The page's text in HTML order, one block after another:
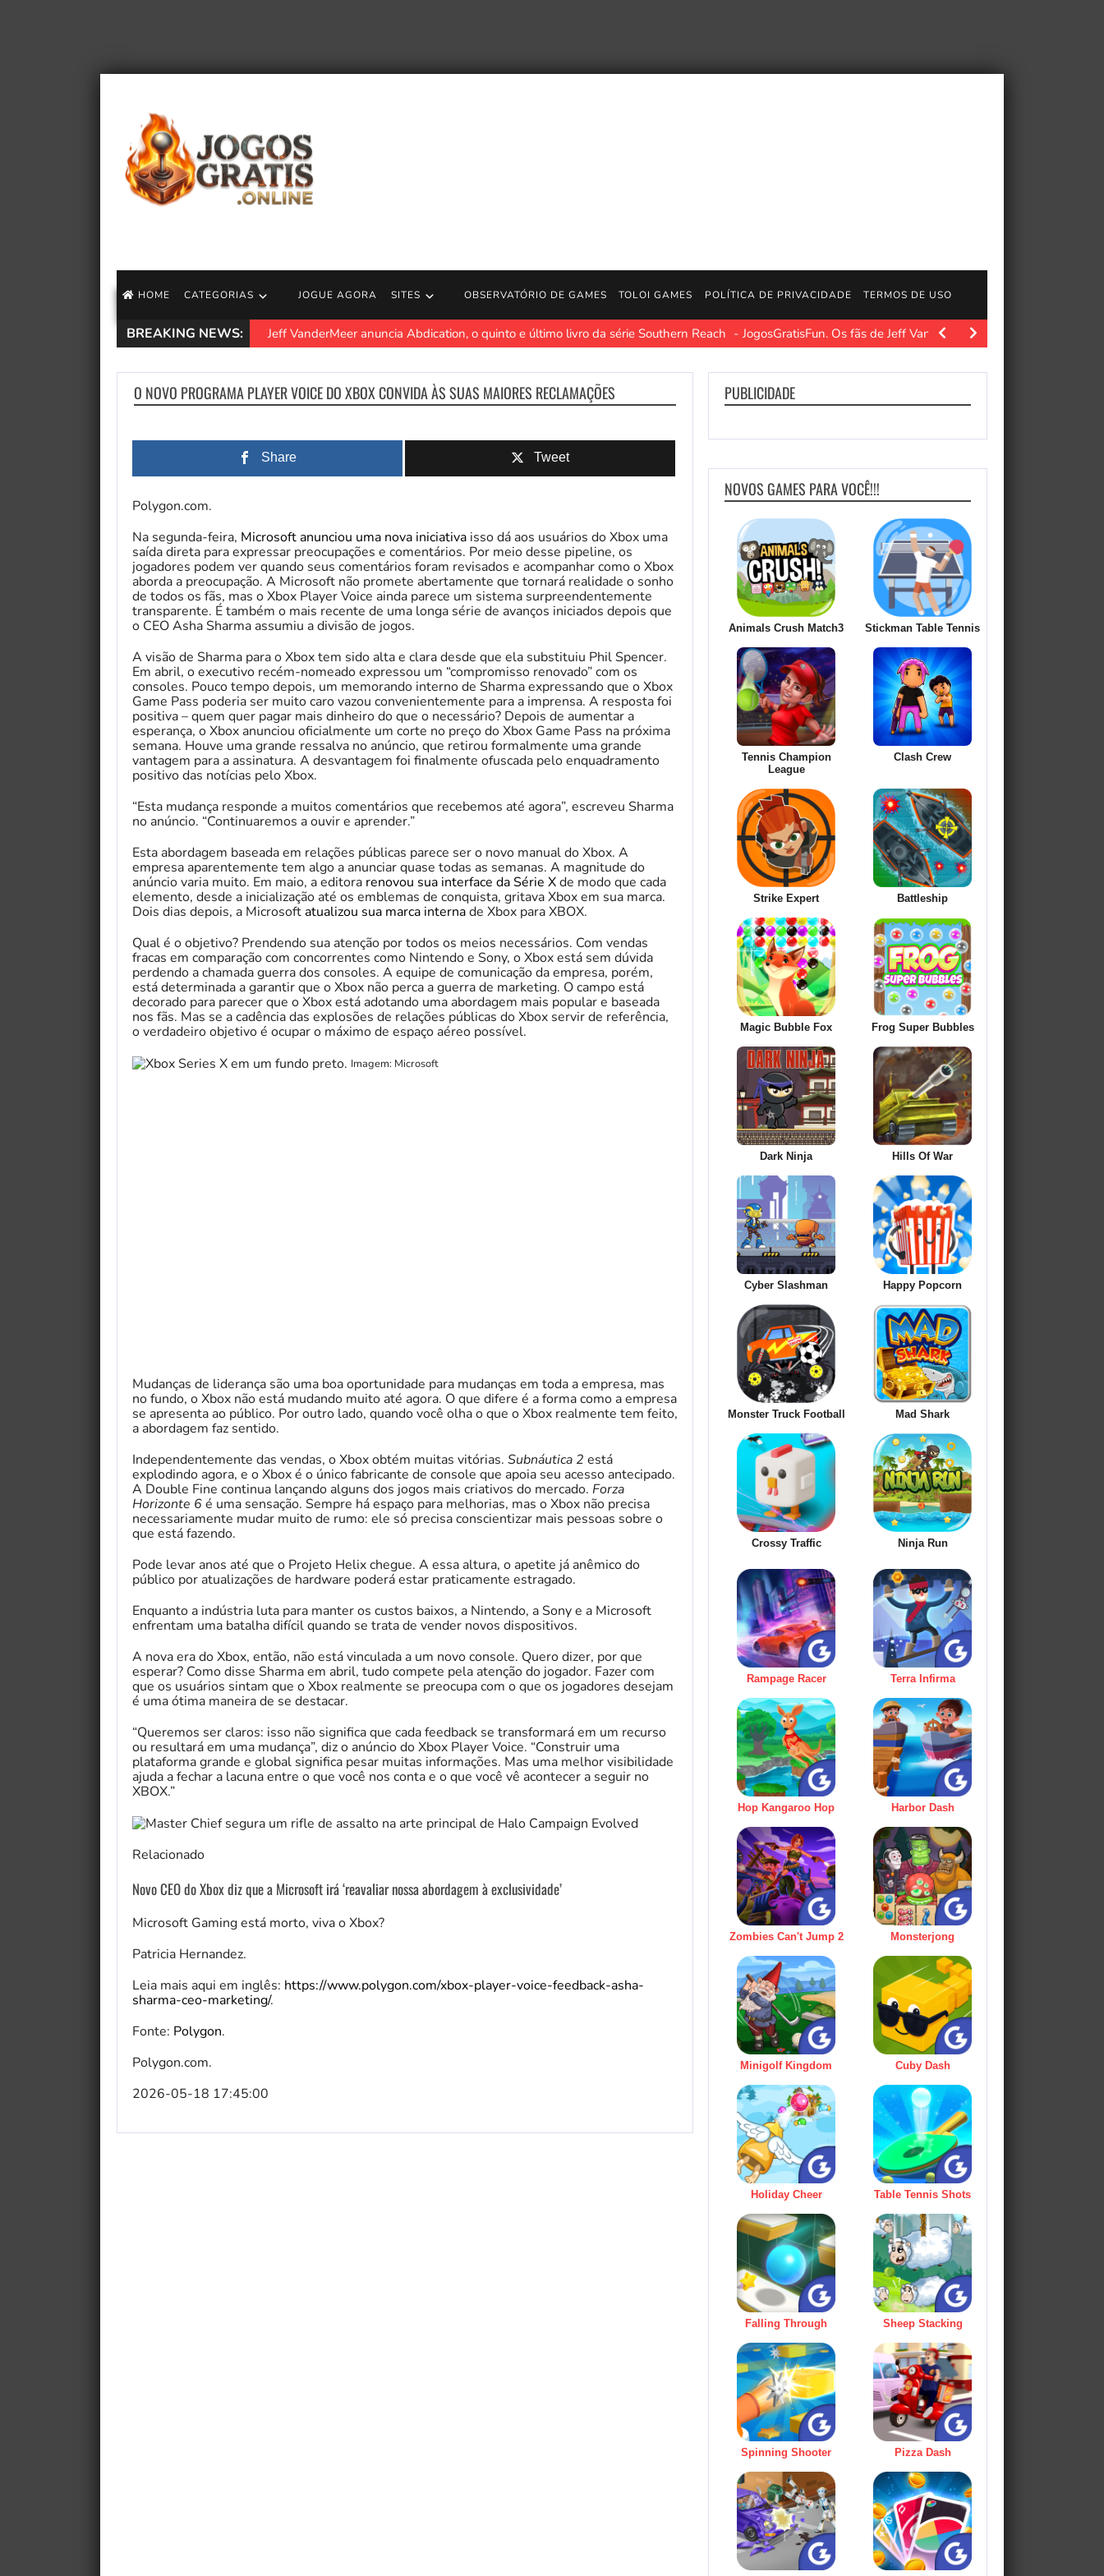
HOME CATEGORIAS JOGUE AGORA SITES OBSERVATÓRIO DE GAMES TOLOI GAMES POLÍTICA DE PRIVACIDADE TERMOS DE USO
BREAKING NEWS: Jeff VanderMeer anuncia Abdication, o quinto e último livro da série Southern Reach JogosGratisFun. Os fãs de Jeff VanderMeer e de sua…
O NOVO PROGRAMA PLAYER VOICE DO XBOX CONVIDA ÀS SUAS MAIORES RECLAMAÇÕES
Share Tweet
Polygon.com.
Na segunda-feira, Microsoft anunciou uma nova iniciativa isso dá aos usuários do Xbox uma
saída direta para expressar preocupações e comentários. Por meio desse pipeline, os
jogadores podem ver quando seus comentários foram revisados ​​e acompanhar como o Xbox
aborda a preocupação. A Microsoft não promete abertamente que tornará realidade o sonho
de todos os fãs, mas o Xbox Player Voice ainda parece um sistema surpreendentemente
transparente. É também o mais recente de uma longa série de avanços iniciados depois que
o CEO Asha Sharma assumiu a divisão de jogos.
A visão de Sharma para o Xbox tem sido alta e clara desde que ela substituiu Phil Spencer.
Em abril, o executivo recém-nomeado expressou um “compromisso renovado” com os
consoles. Pouco tempo depois, um memorando interno de Sharma expressando que o Xbox
Game Pass poderia ser muito caro vazou convenientemente para a imprensa. A resposta foi
positiva – quem quer pagar mais dinheiro do que o necessário? Depois de aumentar a
esperança, o Xbox anunciou oficialmente um corte no preço do Xbox Game Pass na próxima
semana. Houve uma grande ressalva no anúncio, que retirou formalmente uma grande
vantagem para a assinatura. A desvantagem foi finalmente ofuscada pelo enquadramento
positivo das notícias pelo Xbox.
“Esta mudança responde a muitos comentários que recebemos até agora”, escreveu Sharma
no anúncio. “Continuaremos a ouvir e aprender.”
Esta abordagem baseada em relações públicas parece ser o novo manual do Xbox. A
empresa aparentemente tem algo a anunciar quase todas as semanas. A magnitude do
anúncio varia muito. Em maio, a editora renovou sua interface da Série Xde modo que cada
elemento, desde a inicialização até os emblemas de conquista, gritava Xbox em sua marca.
Dois dias depois, a Microsoftatualizou sua marca internade Xbox para XBOX.
Qual é o objetivo? Prendendo sua atenção por todos os meios necessários. Com vendas
fracas em comparação com concorrentes como Nintendo e Sony, o Xbox está sem dúvida
perdendo a chamada guerra dos consoles. A equipe de comunicação da empresa, porém,
está determinada a garantir que o Xbox não perca a guerra de marketing. O campo está
decorado para parecer que o Xbox está adotando uma abordagem mais popular e baseada
nos fãs. Mas se a cadência das explosões de relações públicas do Xbox servir de referência,
o verdadeiro objetivo é ocupar o máximo de espaço aéreo possível.
Imagem: Microsoft
Mudanças de liderança são uma boa oportunidade para mudanças em toda a empresa, mas
no fundo, o Xbox não está mudando muito até agora. O que difere é a forma como a empresa
se apresenta ao público. Por outro lado, quando você olha o que o Xbox realmente tem feito,
a abordagem faz sentido.
Independentemente das vendas, o Xbox obtém muitas vitórias. Subnáutica 2 está
explodindo agora, e o Xbox é o único fabricante de console que apoia seu acesso antecipado.
A Double Fine continua lançando alguns dos jogos mais criativos do mercado. Forza
Horizonte 6é uma sensação. Sempre há espaço para melhorias, mas o Xbox não precisa
necessariamente mudar muito de rumo: ele só precisa conscientizar mais pessoas sobre o
que está fazendo.
Pode levar anos até que o Projeto Helix chegue. A essa altura, o apetite já anêmico do
público por atualizações de hardware poderá estar praticamente estragado.
Enquanto a indústria luta para manter os custos baixos, a Nintendo, a Sony e a Microsoft
enfrentam uma batalha difícil quando se trata de vender novos dispositivos.
A nova era do Xbox, então, não está vinculada a um novo console. Quero dizer, por que
esperar? Como disse Sharma em abril, tudo compete pela atenção do jogador. Fazer com
que os usuários sintam que o Xbox realmente se preocupa com o que os jogadores desejam
é uma ótima maneira de se destacar.
“Queremos ser claros: isso não significa que cada feedback se transformará em um recurso
ou resultará em uma mudança”, diz o anúncio do Xbox Player Voice. “Construir uma
plataforma grande e global significa pesar muitas informações. Mas uma melhor visibilidade
ajuda a fechar a lacuna entre o que você nos conta e o que você vê acontecer a seguir no
XBOX.”
Relacionado
Novo CEO do Xbox diz que a Microsoft irá ‘reavaliar nossa abordagem à exclusividade’
Microsoft Gaming está morto, viva o Xbox?
Patricia Hernandez.
Leia mais aqui em inglês: https://www.polygon.com/xbox-player-voice-feedback-asha-
sharma-ceo-marketing/.
Fonte: Polygon.
Polygon.com.
2026-05-18 17:45:00
PUBLICIDADE
NOVOS GAMES PARA VOCÊ!!!
Animals Crush Match3 Stickman Table Tennis
Tennis Champion
League
Clash Crew
Strike Expert Battleship
Magic Bubble Fox Frog Super Bubbles
Dark Ninja Hills Of War
Cyber Slashman Happy Popcorn
Monster Truck Football Mad Shark
Crossy Traffic Ninja Run
Rampage Racer Terra Infirma
Hop Kangaroo Hop Harbor Dash
Zombies Can't Jump 2 Monsterjong
Minigolf Kingdom Cuby Dash
Holiday Cheer Table Tennis Shots
Falling Through Sheep Stacking
Spinning Shooter Pizza Dash